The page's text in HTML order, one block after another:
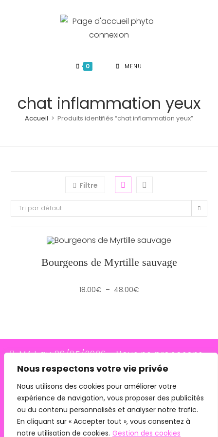
Nous respectons votre vie privée
Nous utilisons des cookies pour améliorer votre
expérience de navigation, vous proposer des publicités
ou du contenu personnalisés et analyser notre trafic.
En cliquant sur « Accepter tout », vous consentez à
notre utilisation de cookies. Gestion des cookies
MAJ au 09/05/2026 - Nous ne proposons
plus le transporteur Relais Colis (placés en
redressement judiciaire le 10/03/26, ils
n'assurent plus les livraisons depuis le
07/05/26). Pour les commandes avec
remise en main propre, merci de me
0 MENU
chat inflammation yeux
Accueil > Produits identifiés “chat inflammation yeux”
Filtre
Tri par défaut
Bourgeons de Myrtille sauvage
18.00€ – 48.00€Plage